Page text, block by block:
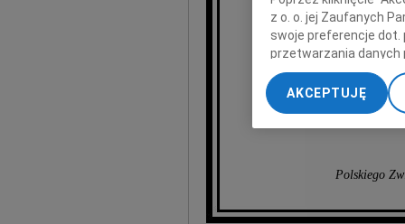
Polskiego
z o. o. jej Zaufanych
swoje preferencje dot.
przetwarzania danych
„Ustawienia
My, nasi Zaufani
dokładnych danych
Przechowywanie
treści, badnie
AKCEPTUJĘ